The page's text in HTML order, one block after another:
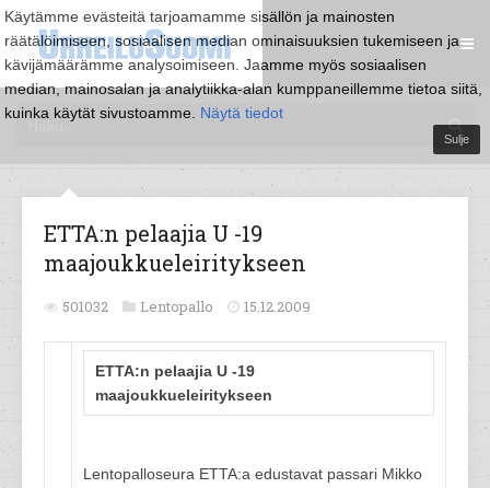
Käytämme evästeitä tarjoamamme sisällön ja mainosten
räätälöimiseen, sosiaalisen median ominaisuuksien tukemiseen ja
kävijämäärämme analysoimiseen. Jaamme myös sosiaalisen
median, mainosalan ja analytiikka-alan kumppaneillemme tietoa siitä,
kuinka käytät sivustoamme. Näytä tiedot
Sulje
ETTA:n pelaajia U -19
maajoukkueleiritykseen
501032 Lentopallo 15.12.2009
ETTA:n pelaajia U -19
maajoukkueleiritykseen
Lentopalloseura ETTA:a edustavat passari Mikko